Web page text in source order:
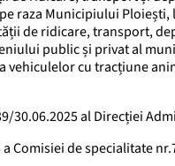
raza Municipiului
de ridicare, transport,
public și privat al
cu tracțiune
30.06.2025 al Direcției
a Comisiei de specialitate